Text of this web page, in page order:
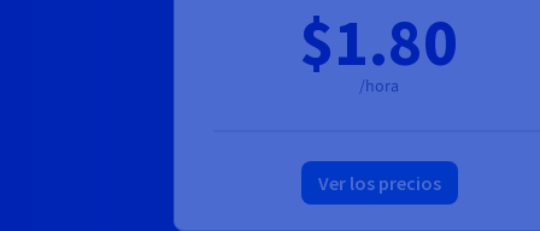
$1.80
/hora
Ver los precios